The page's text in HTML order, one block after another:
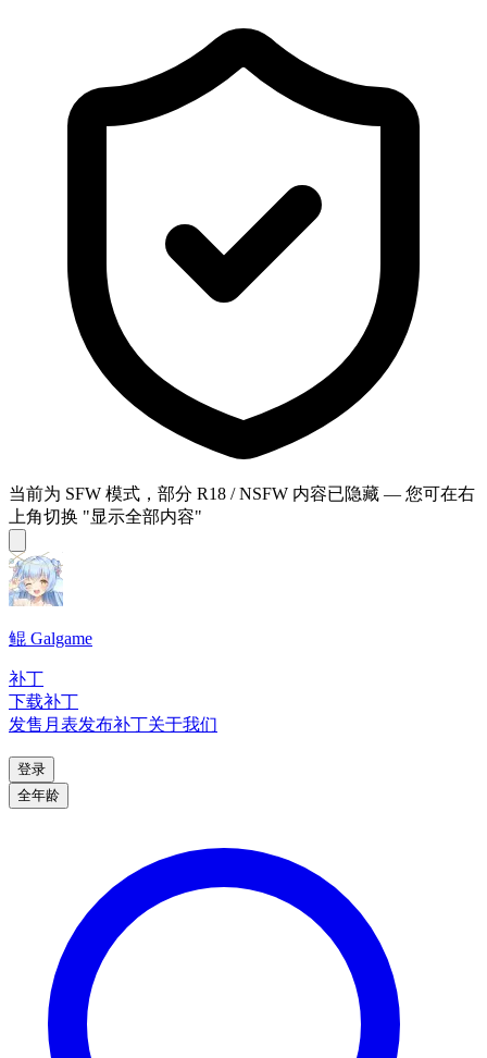
当前为 SFW 模式，部分 R18 / NSFW 内容已隐藏 — 您可在右
上角切换 "显示全部内容"
鲲 Galgame
补丁
下载补丁
发售月表发布补丁关于我们
登录
全年龄